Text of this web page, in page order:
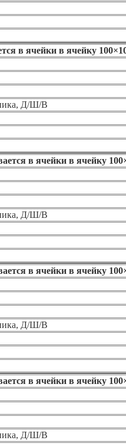
в ячейки в ячейку
Д/Ш/В
в ячейки в ячейку
Д/Ш/В
в ячейки в ячейку
Д/Ш/В
в ячейки в ячейку
Д/Ш/В